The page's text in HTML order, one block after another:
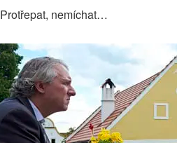
Protřepat, nemíchat…